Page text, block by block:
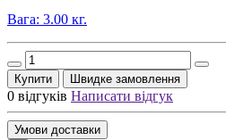
Вага: 3.00 кг.
Купити Швидке замовлення
0 відгуків Написати відгук
Умови доставки